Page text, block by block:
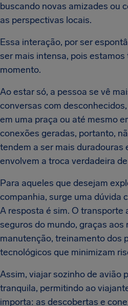
buscando novas amizades ou
as perspectivas locais.
Essa interação, por ser
ser mais intensa, pois
momento.
Ao estar só, a pessoa se vê
conversas com
em uma praça ou até mesmo
conexões geradas, portanto,
tendem a ser mais duradouras
envolvem a troca verdadeira
Para aqueles que desejam
companhia, surge uma dúvida
A resposta é sim. O transporte
seguros do mundo, graças
manutenção, treinamento dos
tecnológicos que minimizam
Assim, viajar sozinho de avião
tranquila, permitindo ao
importa: as descobertas e